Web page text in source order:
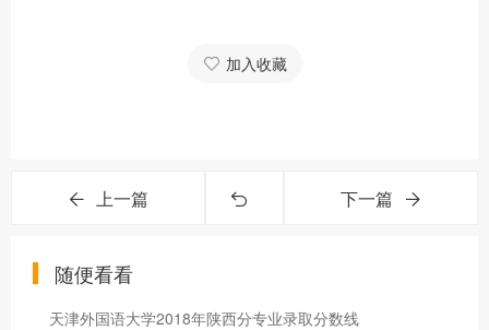
加入收藏
上一篇 下一篇
随便看看
天津外国语大学2018年陕西分专业录取分数线